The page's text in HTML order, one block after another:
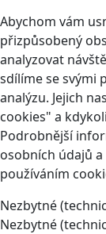
Abychom vám
přizpůsobený
analyzovat
sdílíme se svými
analýzu. Jejich
cookies" a
Podrobnější
osobních údajů
používáním
Nezbytné
Nezbytné